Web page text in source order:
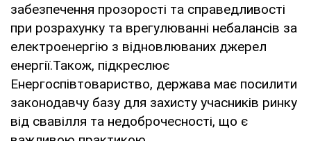
забезпечення прозорості та справедливості
при розрахунку та врегулюванні небалансів за
електроенергію з відновлюваних джерел
енергії.Також, підкреслює
Енергоспівтовариство, держава має посилити
законодавчу базу для захисту учасників ринку
від свавілля та недоброчесності, що є